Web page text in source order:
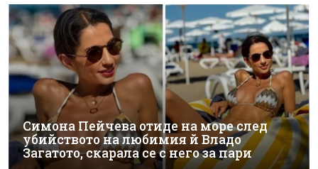
Симона Пейчева отиде на море след
убийството на любимия й Владо
Загатото, скарала се с него за пари